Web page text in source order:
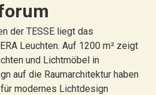
der TESSE liegt das
Leuchten. Auf 1200 m² zeigt
und Lichtmöbel in
auf die Raumarchitektur haben
modernes Lichtdesign